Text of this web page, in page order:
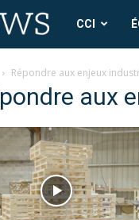
CCI
News
CCI
Répondre aux enjeux
aux